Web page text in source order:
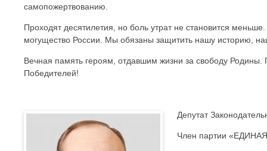
самопожертвованию.
Проходят десятилетия, но боль утрат не становится
могущество России. Мы обязаны защитить нашу историю,
Вечная память героям, отдавшим жизни за свободу Родины.
Победителей!
Депутат
Член партии